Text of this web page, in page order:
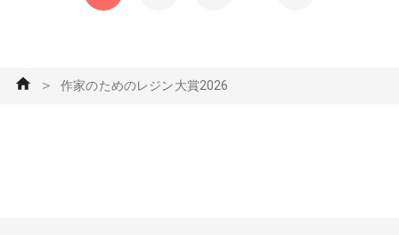
＞ 作家のためのレジン大賞2026